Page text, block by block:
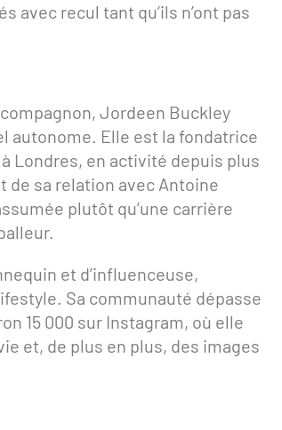
avec recul tant qu’ils n’ont pas
Jordeen Buckley
autonome. Elle est la fondatrice
Londres, en activité depuis plus
de sa relation avec Antoine
plutôt qu’une carrière
et d’influenceuse,
Sa communauté dépasse
15 000 sur Instagram, où elle
et, de plus en plus, des images